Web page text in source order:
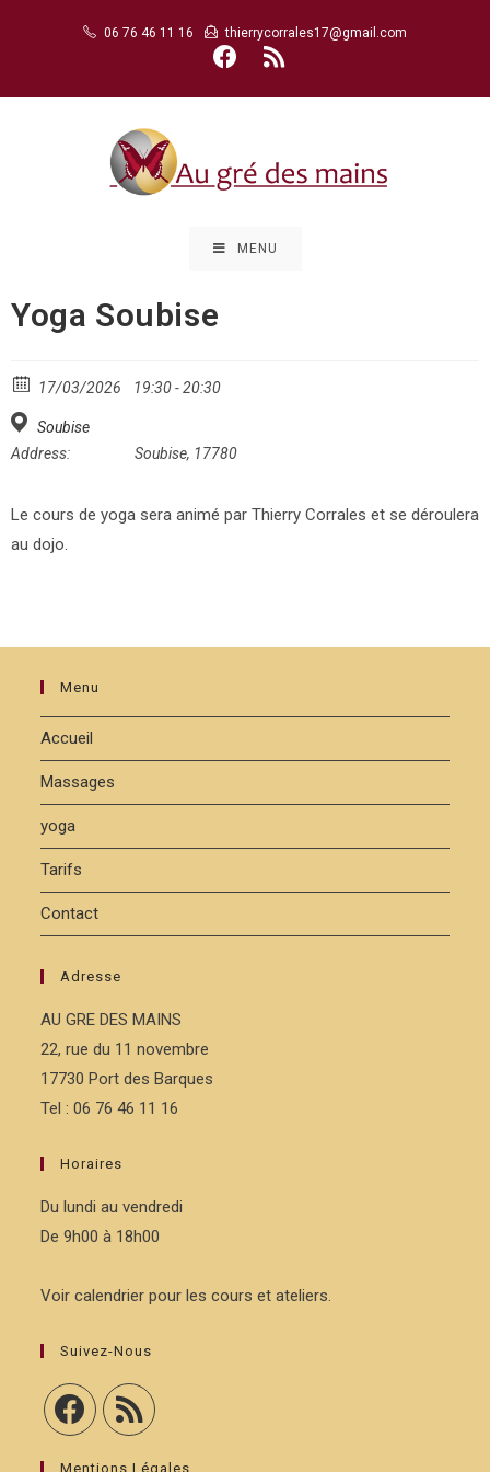
06 76 46 11 16 thierrycorrales17@gmail.com
MENU
Yoga Soubise
17/03/2026 19:30 - 20:30
Soubise
Address:
Soubise, 17780
Le cours de yoga sera animé par Thierry Corrales et se déroulera
au dojo.
Menu
Accueil
Massages
yoga
Tarifs
Contact
Adresse
AU GRE DES MAINS
22, rue du 11 novembre
17730 Port des Barques
Tel : 06 76 46 11 16
Horaires
Du lundi au vendredi
De 9h00 à 18h00
Voir calendrier pour les cours et ateliers.
Suivez-Nous
Mentions Légales